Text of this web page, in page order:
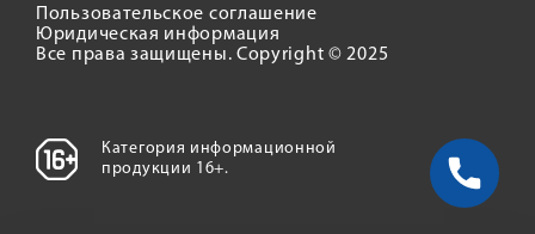
Пользовательское соглашение
Юридическая информация
Все права защищены. Copyright © 2025
Категория информационной
продукции 16+.